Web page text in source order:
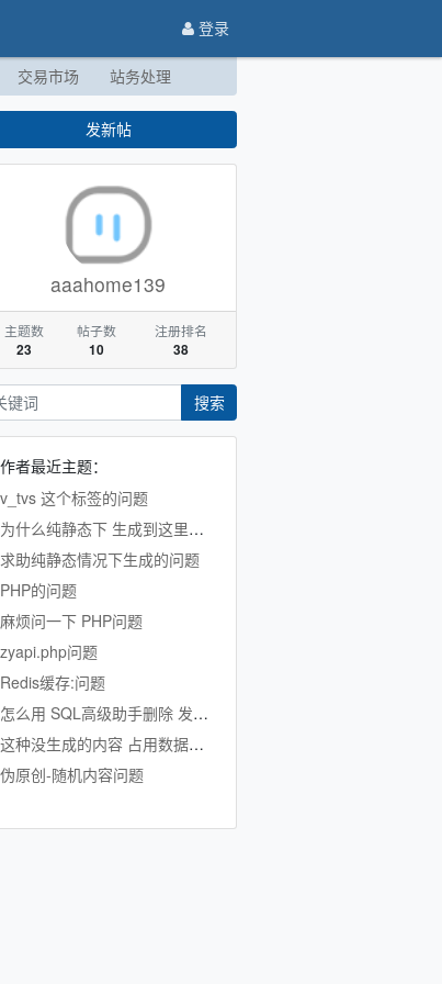
登录
交易市场 站务处理
发新帖
aaahome139
主题数
23
帖子数
10
注册排名
38
搜索
作者最近主题：
v_tvs 这个标签的问题
为什么纯静态下 生成到这里就不生成了
求助纯静态情况下生成的问题
PHP的问题
麻烦问一下 PHP问题
zyapi.php问题
Redis缓存:问题
怎么用 SQL高级助手删除 发行公司的数据啊
这种没生成的内容 占用数据库吗
伪原创-随机内容问题